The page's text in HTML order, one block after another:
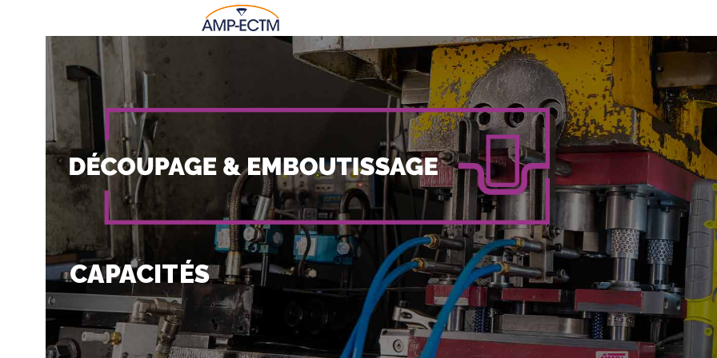
Capacités
Outillages de presse
Laser et Pliage
Dépannage chrono
Joints métalloplastiques
Joints massifs
Joints ondulés
Joints spiralés
Sertissages
Joints métalliques
Joints de vidange
Cales-rondelles
CAPACITÉS